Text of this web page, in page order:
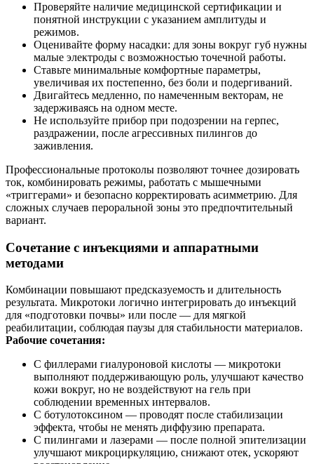
Проверяйте наличие медицинской сертификации и
понятной инструкции с указанием амплитуды и
режимов.
Оценивайте форму насадки: для зоны вокруг губ нужны
малые электроды с возможностью точечной работы.
Ставьте минимальные комфортные параметры,
увеличивая их постепенно, без боли и подергиваний.
Двигайтесь медленно, по намеченным векторам, не
задерживаясь на одном месте.
Не используйте прибор при подозрении на герпес,
раздражении, после агрессивных пилингов до
заживления.
Профессиональные протоколы позволяют точнее дозировать
ток, комбинировать режимы, работать с мышечными
«триггерами» и безопасно корректировать асимметрию. Для
сложных случаев пероральной зоны это предпочтительный
вариант.
Сочетание с инъекциями и аппаратными
методами
Комбинации повышают предсказуемость и длительность
результата. Микротоки логично интегрировать до инъекций
для «подготовки почвы» или после — для мягкой
реабилитации, соблюдая паузы для стабильности материалов.
Рабочие сочетания:
С филлерами гиалуроновой кислоты — микротоки
выполняют поддерживающую роль, улучшают качество
кожи вокруг, но не воздействуют на гель при
соблюдении временных интервалов.
С ботулотоксином — проводят после стабилизации
эффекта, чтобы не менять диффузию препарата.
С пилингами и лазерами — после полной эпителизации
улучшают микроциркуляцию, снижают отек, ускоряют